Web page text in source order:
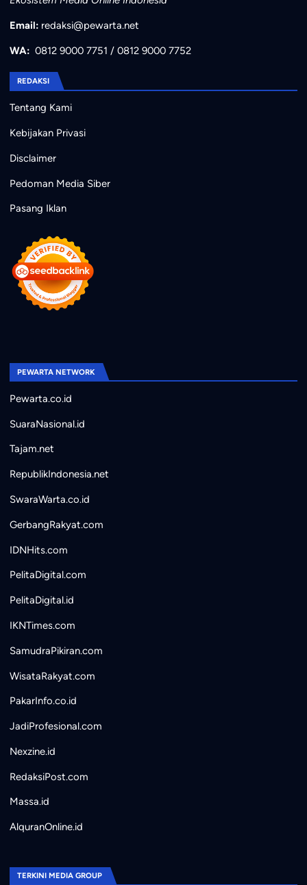
Email: redaksi@pewarta.net
WA: 0812 9000 7751 / 0812 9000 7752
REDAKSI
Tentang Kami
Kebijakan Privasi
Disclaimer
Pedoman Media Siber
Pasang Iklan
PEWARTA NETWORK
Pewarta.co.id
SuaraNasional.id
Tajam.net
RepublikIndonesia.net
SwaraWarta.co.id
GerbangRakyat.com
IDNHits.com
PelitaDigital.com
PelitaDigital.id
IKNTimes.com
SamudraPikiran.com
WisataRakyat.com
PakarInfo.co.id
JadiProfesional.com
Nexzine.id
RedaksiPost.com
Massa.id
AlquranOnline.id
TERKINI MEDIA GROUP